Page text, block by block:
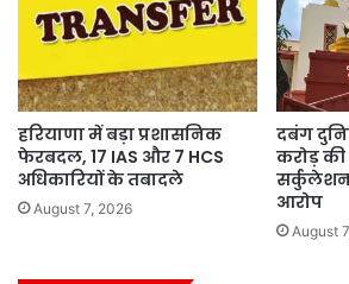
हरियाणा में बड़ा प्रशासनिक
फेरबदल, 17 IAS और 7 HCS
अधिकारियों के तबादले
August 7, 2026
दबंग
करोड़ की
आरोप
August